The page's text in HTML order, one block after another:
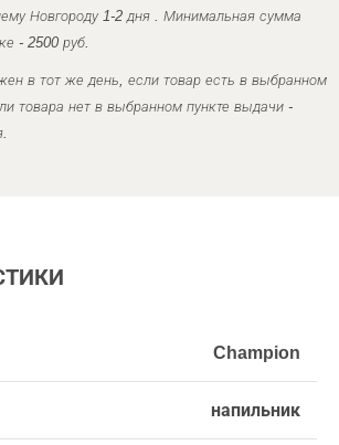
Новгороду 1-2 дня . Минимальная сумма
- 2500 руб.
в тот же день, если товар есть в выбранном
товара нет в выбранном пункте выдачи -
Champion
напильник